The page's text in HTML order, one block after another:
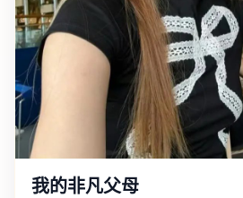
我的非凡父母